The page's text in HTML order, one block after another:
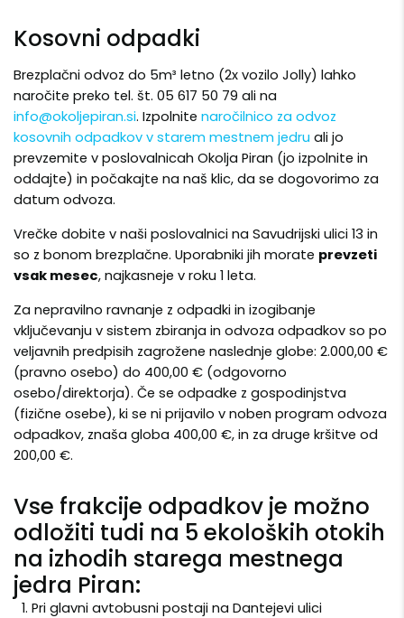
Kosovni odpadki
Brezplačni odvoz do 5m³ letno (2x vozilo Jolly) lahko
naročite preko tel. št. 05 617 50 79 ali na
info@okoljepiran.si. Izpolnite naročilnico za odvoz
kosovnih odpadkov v starem mestnem jedru ali jo
prevzemite v poslovalnicah Okolja Piran (jo izpolnite in
oddajte) in počakajte na naš klic, da se dogovorimo za
datum odvoza.
Vrečke dobite v naši poslovalnici na Savudrijski ulici 13 in
so z bonom brezplačne. Uporabniki jih morate prevzeti
vsak mesec, najkasneje v roku 1 leta.
Za nepravilno ravnanje z odpadki in izogibanje
vključevanju v sistem zbiranja in odvoza odpadkov so po
veljavnih predpisih zagrožene naslednje globe: 2.000,00 €
(pravno osebo) do 400,00 € (odgovorno
osebo/direktorja). Če se odpadke z gospodinjstva
(fizične osebe), ki se ni prijavilo v noben program odvoza
odpadkov, znaša globa 400,00 €, in za druge kršitve od
200,00 €.
Vse frakcije odpadkov je možno
odložiti tudi na 5 ekoloških otokih
na izhodih starega mestnega
jedra Piran:
Pri glavni avtobusni postaji na Dantejevi ulici